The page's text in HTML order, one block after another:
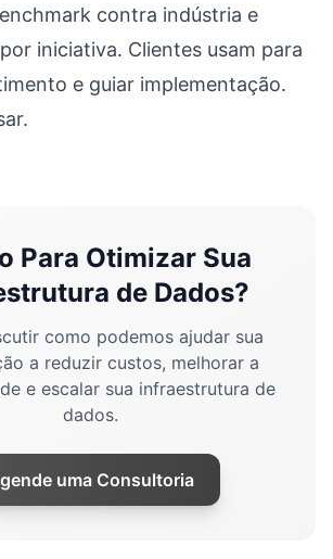
contra indústria e
iniciativa. Clientes usam para
e guiar implementação.
Para Otimizar Sua
de Dados?
como podemos ajudar sua
a reduzir custos, melhorar a
e escalar sua infraestrutura de
dados.
uma Consultoria